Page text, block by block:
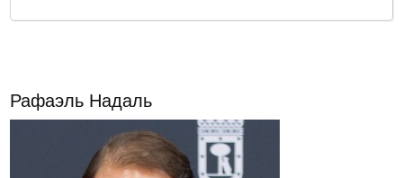
Рафаэль Надаль